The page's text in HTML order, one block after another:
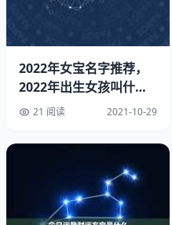
首的字，因牛以草为主食，
世界充实，一生不虞吃穿。
萍、青、亢、莲。艺、频、
有‘辶’的部首，其形象似蛇。
为‘已酉丑’为三合，互有帮
非、兆、凰、兑、白、秋、
中在屋檐下休息。譬如：家
惋、婉、珊等。但‘宇’字有‘
有田的字根，牛在田野，
受美食，或勤劳耕田，尽
2022年女宝名字推荐，
2022年出生女孩叫什么
名好21 阅读 2021-10-29